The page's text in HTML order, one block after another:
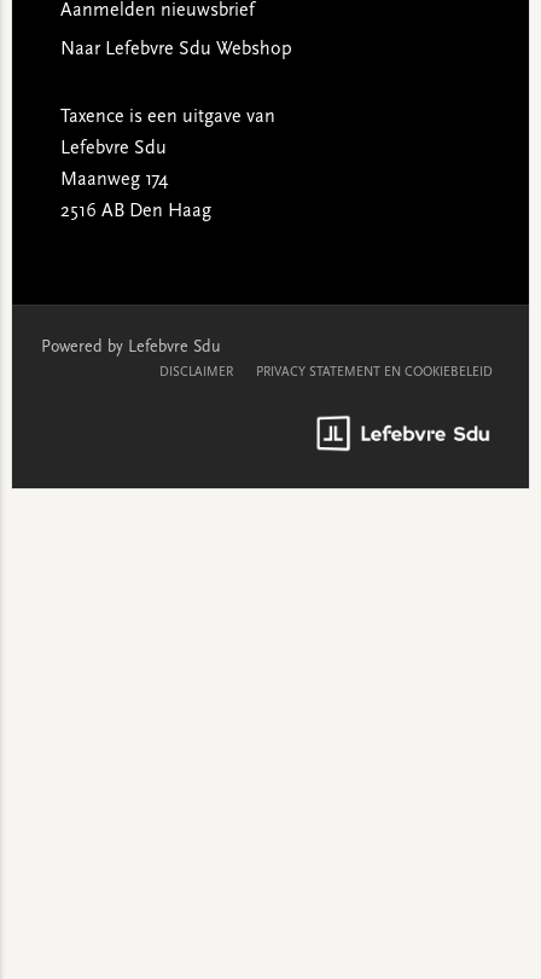
Aanmelden nieuwsbrief
Naar Lefebvre Sdu Webshop
Taxence is een uitgave van
Lefebvre Sdu
Maanweg 174
2516 AB Den Haag
Powered by Lefebvre Sdu
DISCLAIMER PRIVACY STATEMENT EN COOKIEBELEID